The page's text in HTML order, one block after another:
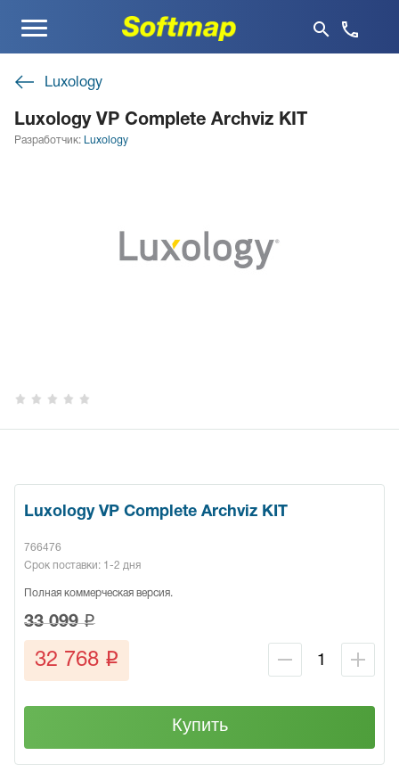
Меню
Luxology
Luxology VP Complete Archviz KIT
Разработчик: Luxology
Luxology VP Complete Archviz KIT
766476
Срок поставки: 1-2 дня
Полная коммерческая версия.
33 099q
32 768 q
Купить